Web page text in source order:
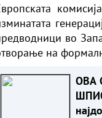
во
на
ОВА